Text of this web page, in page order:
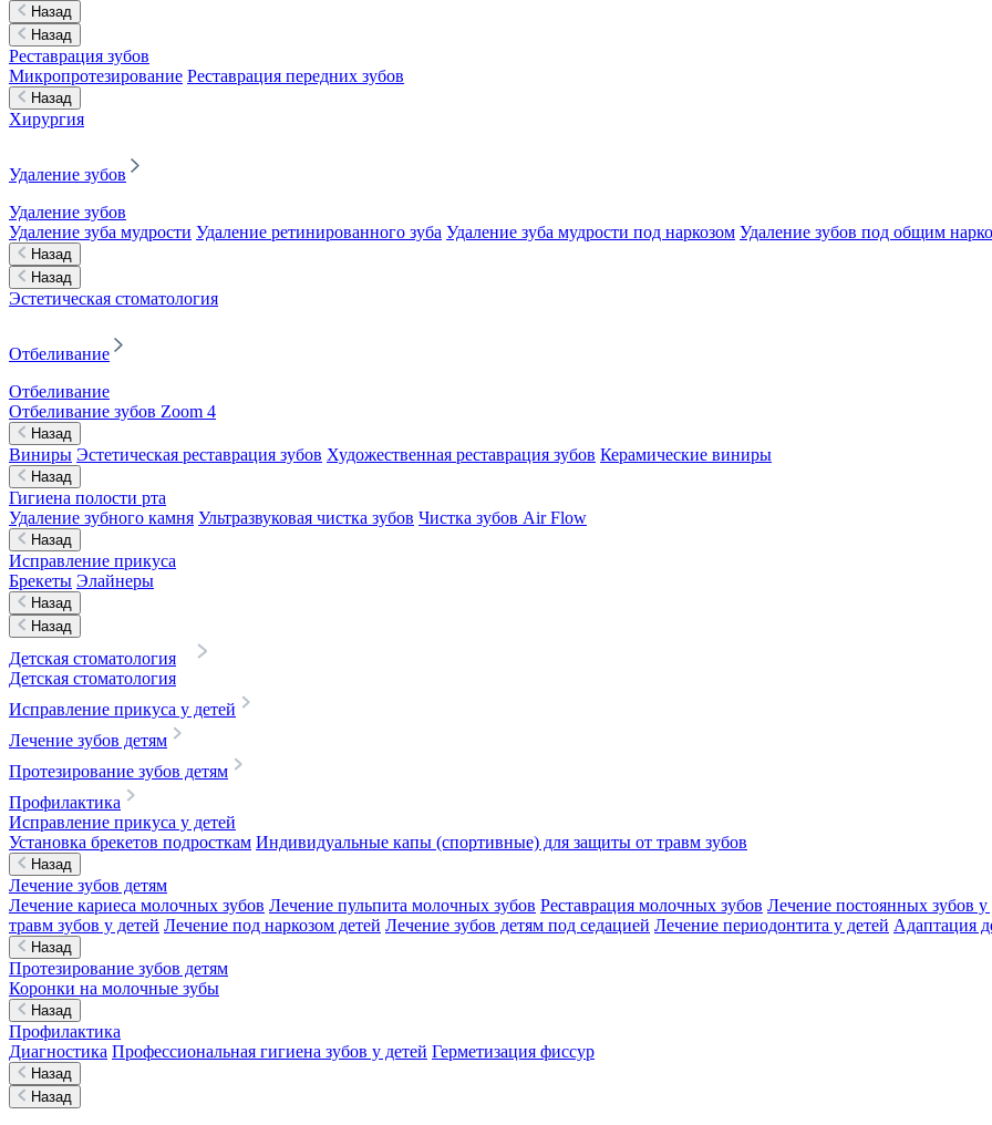
Назад
Назад
Реставрация зубов
Микропротезирование Реставрация передних зубов
Назад
Хирургия
Удаление зубов
Удаление зубов
Удаление зуба мудрости Удаление ретинированного зуба Удаление зуба мудрости под наркозом Удаление зубов под общим
Назад
Назад
Эстетическая стоматология
Отбеливание
Отбеливание
Отбеливание зубов Zoom 4
Назад
Виниры Эстетическая реставрация зубов Художественная реставрация зубов Керамические виниры
Назад
Гигиена полости рта
Удаление зубного камня Ультразвуковая чистка зубов Чистка зубов Air Flow
Назад
Исправление прикуса
Брекеты Элайнеры
Назад
Назад
Детская стоматология
Детская стоматология
Исправление прикуса у детей
Лечение зубов детям
Протезирование зубов детям
Профилактика
Исправление прикуса у детей
Установка брекетов подросткам Индивидуальные капы (спортивные) для защиты от травм зубов
Назад
Лечение зубов детям
Лечение кариеса молочных зубов Лечение пульпита молочных зубов Реставрация молочных зубов Лечение постоянных зубов у
травм зубов у детей Лечение под наркозом детей Лечение зубов детям под седацией Лечение периодонтита у детей Адаптация
Назад
Протезирование зубов детям
Коронки на молочные зубы
Назад
Профилактика
Диагностика Профессиональная гигиена зубов у детей Герметизация фиссур
Назад
Назад